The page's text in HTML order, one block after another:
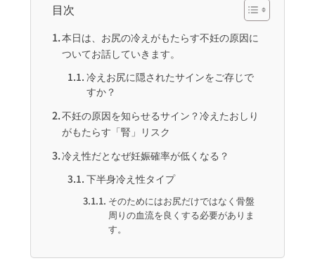
目次
本日は、お尻の冷えがもたらす不妊の原因に
ついてお話していきます。
冷えお尻に隠されたサインをご存じで
すか？
不妊の原因を知らせるサイン？冷えたおしり
がもたらす「腎」リスク
冷え性だとなぜ妊娠確率が低くなる？
下半身冷え性タイプ
そのためにはお尻だけではなく骨盤
周りの血流を良くする必要がありま
す。